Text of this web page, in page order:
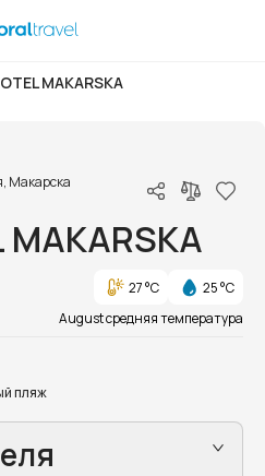
MAKARSKA
Макарска
MAKARSKA
27 °C
25 °C
August средняя температура
пляж